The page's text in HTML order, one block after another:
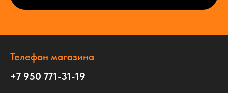
Телефон магазина
+7 950 771-31-19